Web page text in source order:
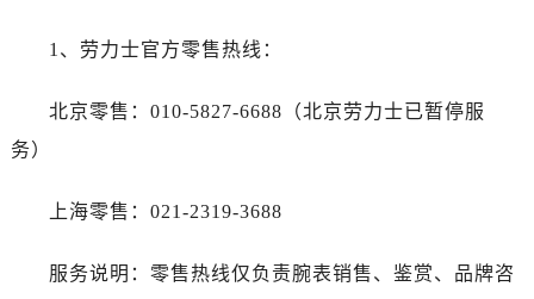
1、劳力士官方零售热线：
北京零售：010-5827-6688（北京劳力士已暂停服
务）
上海零售：021-2319-3688
服务说明：零售热线仅负责腕表销售、鉴赏、品牌咨